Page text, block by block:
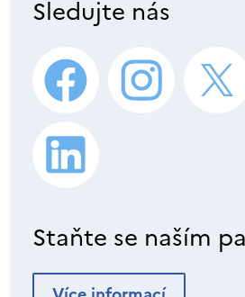
Sledujte nás
Staňte se naším